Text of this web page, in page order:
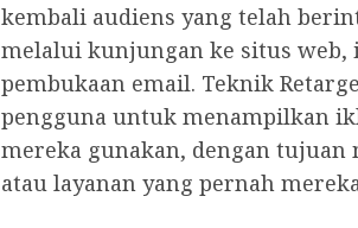
kembali audiens yang telah
melalui kunjungan ke situs web,
pembukaan email. Teknik
pengguna untuk menampilkan
mereka gunakan, dengan
atau layanan yang pernah